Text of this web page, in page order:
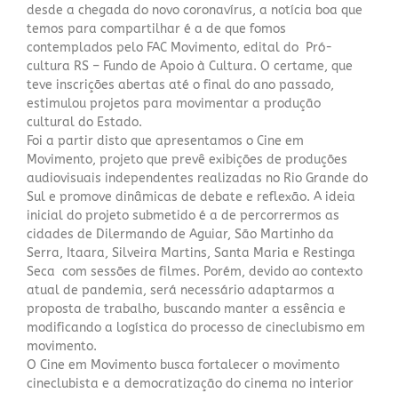
desde a chegada do novo coronavírus, a notícia boa que
temos para compartilhar é a de que fomos
contemplados pelo FAC Movimento, edital do Pró-
cultura RS – Fundo de Apoio à Cultura. O certame, que
teve inscrições abertas até o final do ano passado,
estimulou projetos para movimentar a produção
cultural do Estado.
Foi a partir disto que apresentamos o Cine em
Movimento, projeto que prevê exibições de produções
audiovisuais independentes realizadas no Rio Grande do
Sul e promove dinâmicas de debate e reflexão. A ideia
inicial do projeto submetido é a de percorrermos as
cidades de Dilermando de Aguiar, São Martinho da
Serra, Itaara, Silveira Martins, Santa Maria e Restinga
Seca com sessões de filmes. Porém, devido ao contexto
atual de pandemia, será necessário adaptarmos a
proposta de trabalho, buscando manter a essência e
modificando a logística do processo de cineclubismo em
movimento.
O Cine em Movimento busca fortalecer o movimento
cineclubista e a democratização do cinema no interior